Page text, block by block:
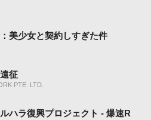
美少女と契約しすぎた件
征
PTE. LTD.
ハラ復興プロジェクト - 爆速R